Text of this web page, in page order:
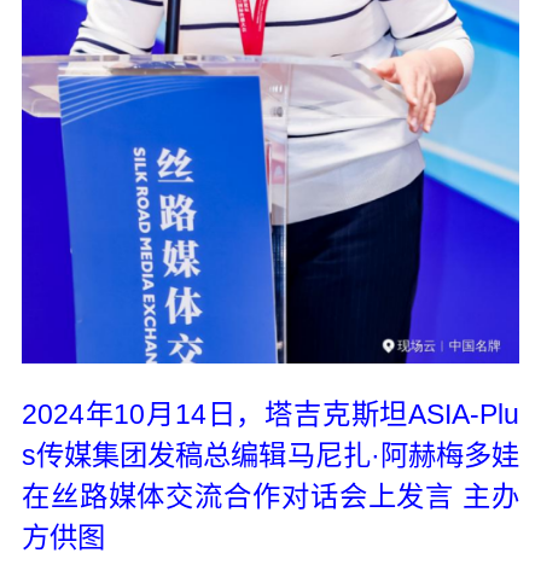
2024年10月14日，塔吉克斯坦ASIA-Plu
s传媒集团发稿总编辑马尼扎·阿赫梅多娃
在丝路媒体交流合作对话会上发言 主办
方供图